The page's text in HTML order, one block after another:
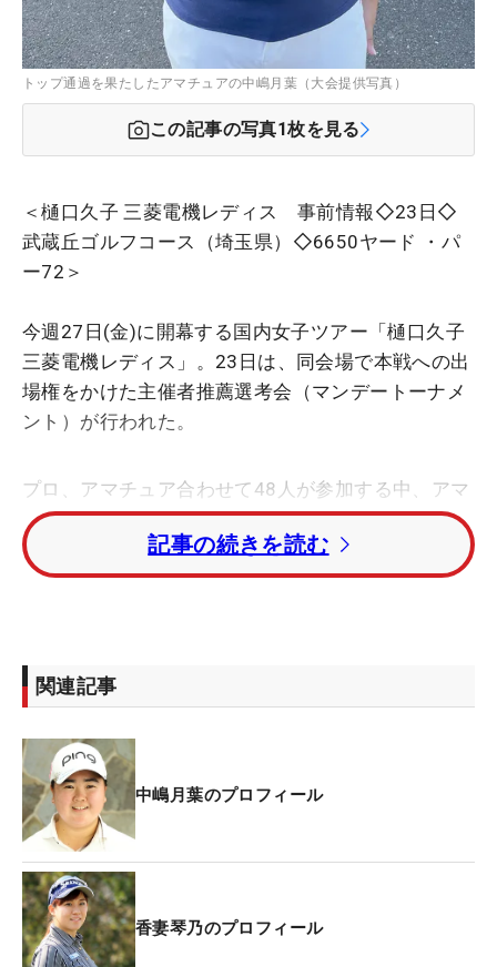
トップ通過を果たしたアマチュアの中嶋月葉（大会提供写真）
この記事の写真1枚を見る
＜樋口久子 三菱電機レディス 事前情報◇23日◇
武蔵丘ゴルフコース（埼玉県）◇6650ヤード ・パ
ー72＞
今週27日(金)に開幕する国内女子ツアー「樋口久子
三菱電機レディス」。23日は、同会場で本戦への出
場権をかけた主催者推薦選考会（マンデートーナメ
ント）が行われた。
プロ、アマチュア合わせて48人が参加する中、アマ
チュアの中嶋月葉（作陽学園高1年）が6アンダーで
トップ通過。続く4アンダー・2位にツアー通算1勝
の香妻琴乃、先週は米国女子ツアーの予選会・セカ
だ。
アップ・ツアーに出場したことはありますが、レギ
ュラーツアーは初めて。通過できてすごく嬉しいで
す。憧れは申ジエ（韓国）選手。目標は予選通過、
最終日までプレーしたい」と意気込んだ。
記事の続きを読む
関連記事
中嶋月葉のプロフィール
香妻琴乃のプロフィール